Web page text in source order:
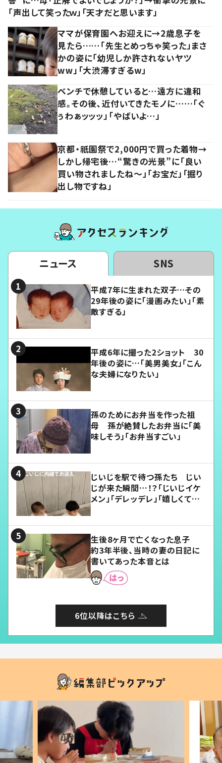
「声出して笑ったｗ」「天才だと思います」
ママが保育園へお迎えに→2歳息子を
見たら……「先生とめっちゃ笑った」まさ
かの姿に「幼児しか許されないヤツ
ww」「大渋滞すぎるw」
ベンチで休憩していると…遠方に違和
感。その後、近付いてきたモノに……「ぐ
ぅわぁッッッ」「やばいよ…」
京都・祇園祭で2,000円で買った着物→
しかし帰宅後…“驚きの光景”に「良い
買い物されましたね～」「お宝だ」「掘り
出し物ですね」
ニュース SNS
平成7年に生まれた双子…その
29年後の姿に「漫画みたい」「素
敵すぎる」
平成6年に撮った2ショット 30
年後の姿に…「美男美女」「こん
な夫婦になりたい」
孫のためにお弁当を作った祖
母 孫が絶賛したお弁当に「美
味しそう」「お弁当すごい」
じいじを駅で待つ孫たち じい
じが来た瞬間…！？「じいじイケ
メン」「デレッデレ」「嬉しくて可
生後8ヶ月で亡くなった息子
約3年半後、当時の妻の日記に
書いてあった本音とは
6位以降はこちら